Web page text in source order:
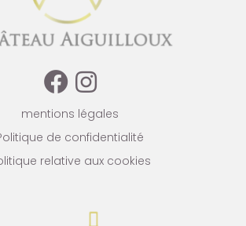
mentions légales
de confidentialité
relative aux cookies